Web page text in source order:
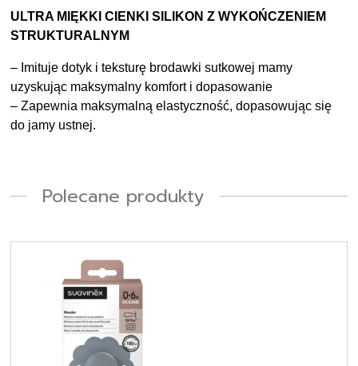
ULTRA MIĘKKI CIENKI SILIKON Z WYKOŃCZENIEM
STRUKTURALNYM
– Imituje dotyk i teksturę brodawki sutkowej mamy
uzyskując maksymalny komfort i dopasowanie
– Zapewnia maksymalną elastyczność, dopasowując się
do jamy ustnej.
Polecane produkty